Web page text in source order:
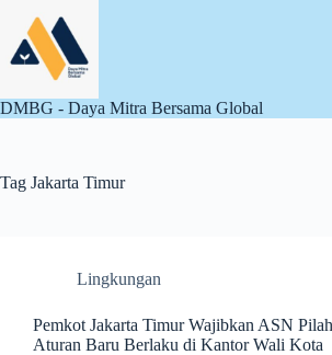
content
DMBG - Daya Mitra Bersama Global
Tag Jakarta Timur
Lingkungan
Pemkot Jakarta Timur Wajibkan ASN
Aturan Baru Berlaku di Kantor Wali Kota